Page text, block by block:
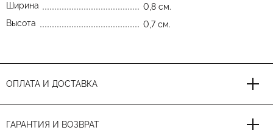
Ширина
0,8 см.
Высота
0,7 см.
ОПЛАТА И ДОСТАВКА
ГАРАНТИЯ И ВОЗВРАТ